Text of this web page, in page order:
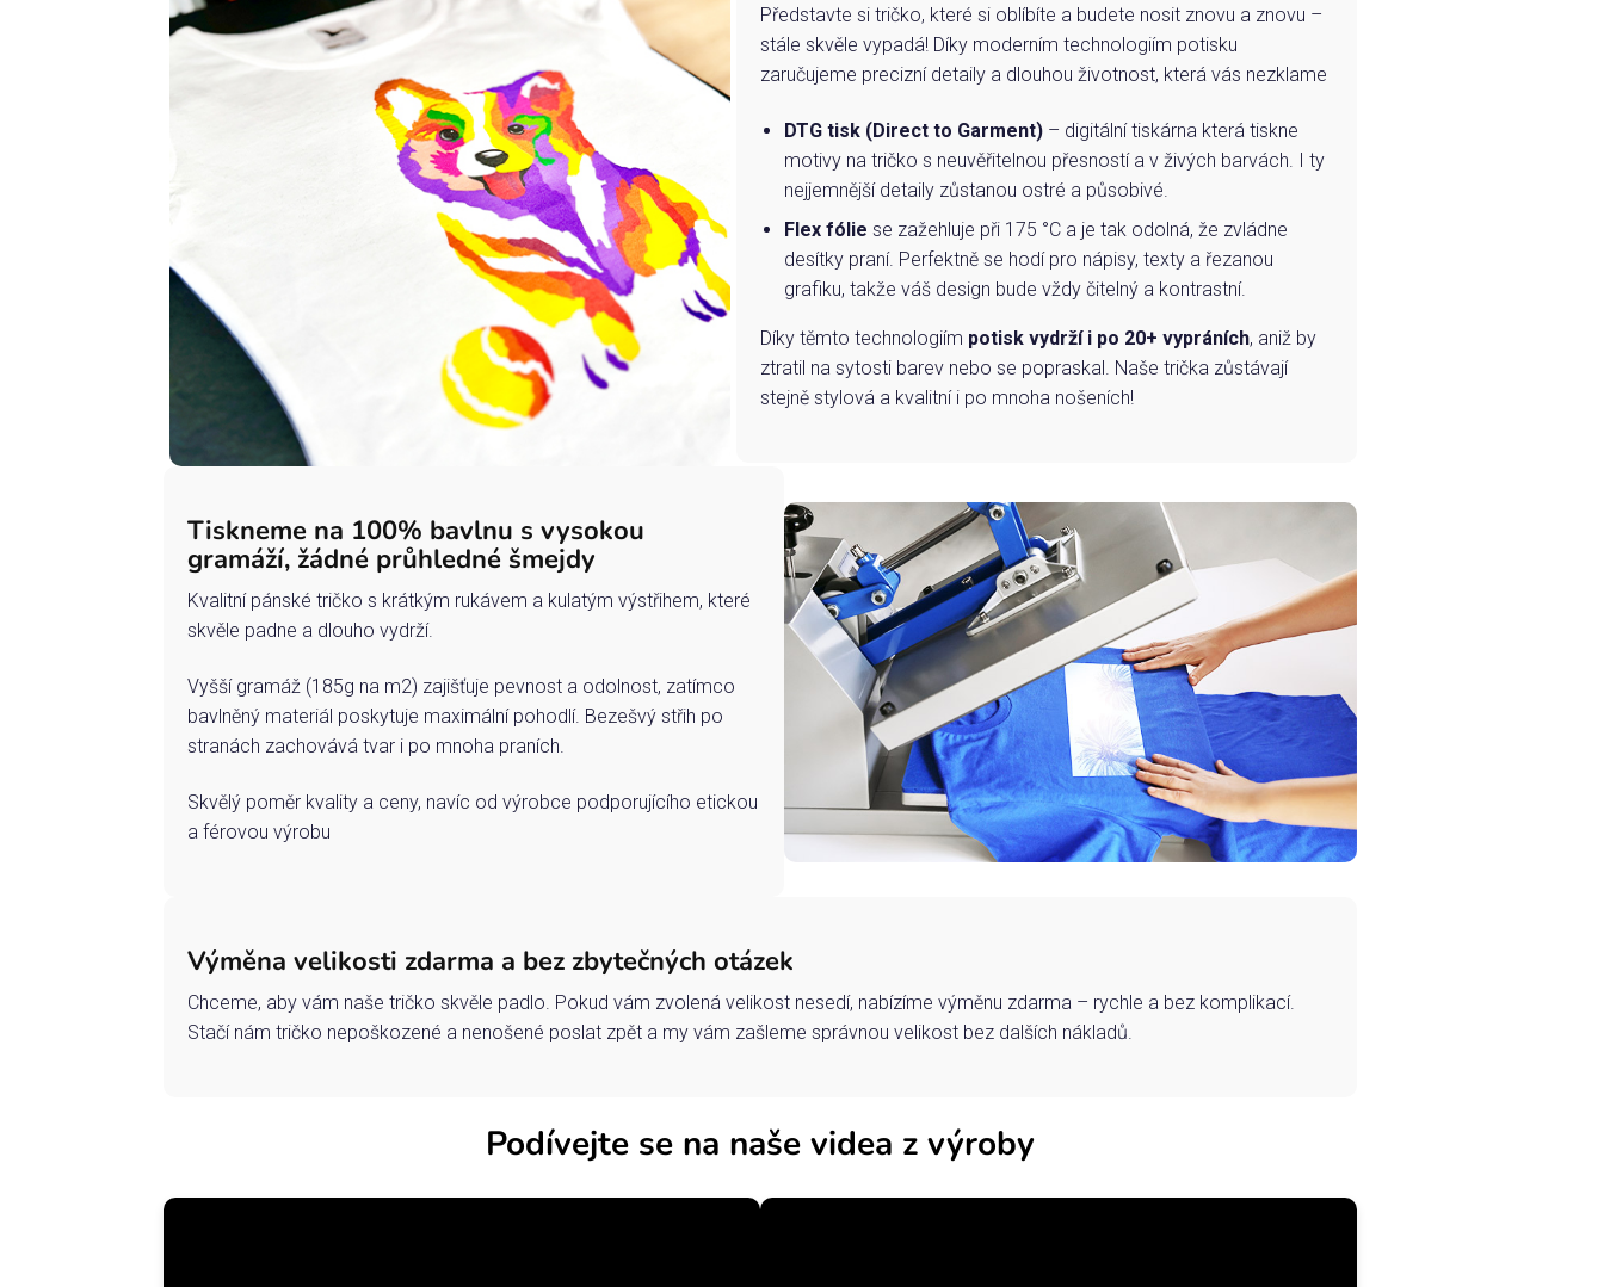
Představte si tričko, které si oblíbíte a budete nosit znovu a znovu –
stále skvěle vypadá! Díky moderním technologiím potisku
zaručujeme precizní detaily a dlouhou životnost, která vás nezklame
DTG tisk (Direct to Garment)– digitální tiskárna která tiskne
motivy na tričko s neuvěřitelnou přesností a v živých barvách. I ty
nejjemnější detaily zůstanou ostré a působivé.
Flex fólie se zažehluje při 175 °C a je tak odolná, že zvládne
desítky praní. Perfektně se hodí pro nápisy, texty a řezanou
grafiku, takže váš design bude vždy čitelný a kontrastní.
Díky těmto technologiím potisk vydrží i po 20+ vypráních, aniž by
ztratil na sytosti barev nebo se popraskal. Naše trička zůstávají
stejně stylová a kvalitní i po mnoha nošeních!
Tiskneme na 100% bavlnu s vysokou
gramáží, žádné průhledné šmejdy
Kvalitní pánské tričko s krátkým rukávem a kulatým výstřihem, které
skvěle padne a dlouho vydrží.
Vyšší gramáž (185g na m2) zajišťuje pevnost a odolnost, zatímco
bavlněný materiál poskytuje maximální pohodlí. Bezešvý střih po
stranách zachovává tvar i po mnoha praních.
Skvělý poměr kvality a ceny, navíc od výrobce podporujícího etickou
a férovou výrobu
Výměna velikosti zdarma a bez zbytečných otázek
Chceme, aby vám naše tričko skvěle padlo. Pokud vám zvolená velikost nesedí, nabízíme výměnu zdarma – rychle a bez komplikací.
Stačí nám tričko nepoškozené a nenošené poslat zpět a my vám zašleme správnou velikost bez dalších nákladů.
Podívejte se na naše videa z výroby